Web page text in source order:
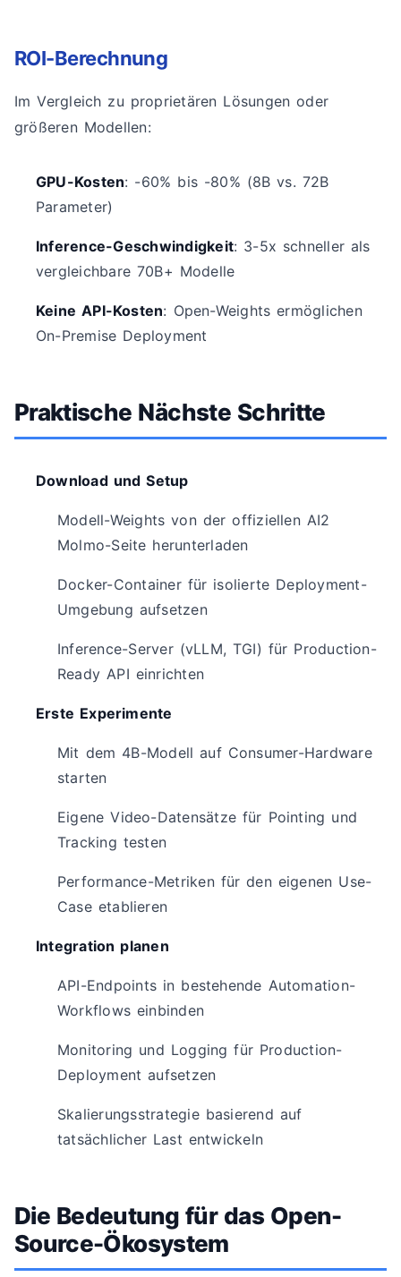
ROI-Berechnung
Im Vergleich zu proprietären Lösungen oder
größeren Modellen:
GPU-Kosten: -60% bis -80% (8B vs. 72B
Parameter)
Inference-Geschwindigkeit: 3-5x schneller als
vergleichbare 70B+ Modelle
Keine API-Kosten: Open-Weights ermöglichen
On-Premise Deployment
Praktische Nächste Schritte
Download und Setup
Modell-Weights von der offiziellen AI2
Molmo-Seite herunterladen
Docker-Container für isolierte Deployment-
Umgebung aufsetzen
Inference-Server (vLLM, TGI) für Production-
Ready API einrichten
Erste Experimente
Mit dem 4B-Modell auf Consumer-Hardware
starten
Eigene Video-Datensätze für Pointing und
Tracking testen
Performance-Metriken für den eigenen Use-
Case etablieren
Integration planen
API-Endpoints in bestehende Automation-
Workflows einbinden
Monitoring und Logging für Production-
Deployment aufsetzen
Skalierungsstrategie basierend auf
tatsächlicher Last entwickeln
Die Bedeutung für das Open-
Source-Ökosystem